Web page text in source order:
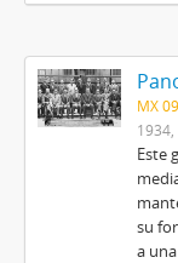
MX
Este
su
a